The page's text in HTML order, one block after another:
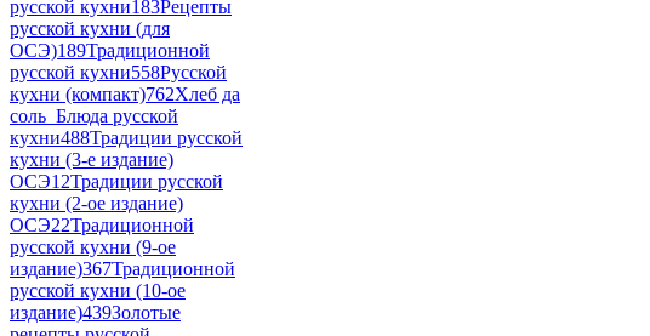
русской кухни183Рецепты
русской кухни (для
ОСЭ)189Традиционной
русской кухни558Русской
кухни (компакт)762Хлеб да
соль_Блюда русской
кухни488Традиции русской
кухни (3-е издание)
ОСЭ12Традиции русской
кухни (2-ое издание)
ОСЭ22Традиционной
русской кухни (9-ое
издание)367Традиционной
русской кухни (10-ое
издание)439Золотые